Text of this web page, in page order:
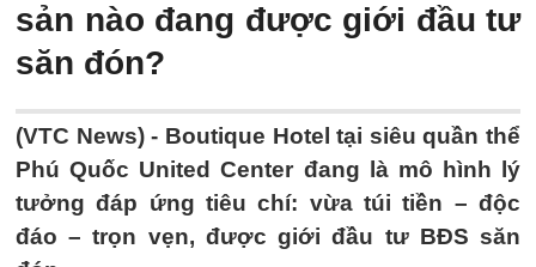
sản nào đang được giới đầu tư
săn đón?
(VTC News) - Boutique Hotel tại siêu quần thể
Phú Quốc United Center đang là mô hình lý
tưởng đáp ứng tiêu chí: vừa túi tiền – độc
đáo – trọn vẹn, được giới đầu tư BĐS săn